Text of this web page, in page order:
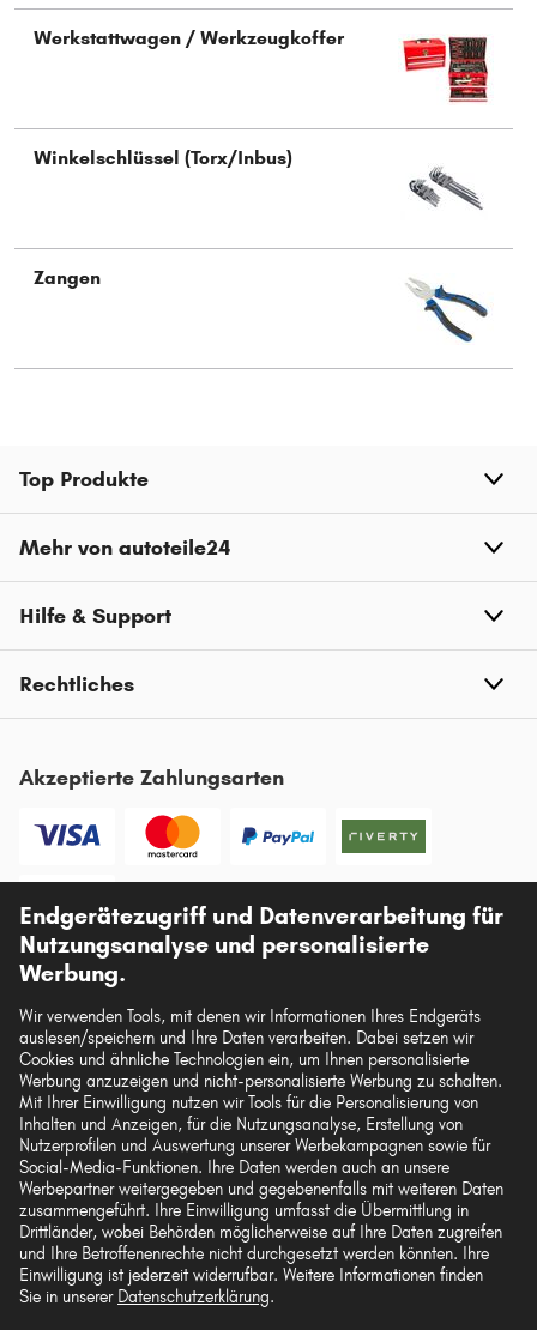
Werkstattwagen / Werkzeugkoffer
Winkelschlüssel (Torx/Inbus)
Zangen
Top Produkte
Mehr von autoteile24
Hilfe & Support
Rechtliches
Akzeptierte Zahlungsarten
Vorkasse
Unsere Versandpartner
Die hier dargestellten Daten, insbesondere die gesamte Datenbank, dürfen nicht
vervielfältigt werden. Die Vervielfältigung und Verbreitung der Daten und der
Datenbank ohne vorherige Einwilligung von TecAlliance und/oder die
Einbeziehung Dritter in solche Aktivitäten ist streng verboten. Jegliche
unautorisierte Nutzung von Inhalten stellt eine Verletzung des Urheberrechts dar
und kann rechtliche Schritte nach sich ziehen.
Vertrag widerrufen
Endgerätezugriff und Datenverarbeitung für
Nutzungsanalyse und personalisierte
Werbung.
Wir verwenden Tools, mit denen wir Informationen Ihres Endgeräts
auslesen/speichern und Ihre Daten verarbeiten. Dabei setzen wir
Cookies und ähnliche Technologien ein, um Ihnen personalisierte
Werbung anzuzeigen und nicht-personalisierte Werbung zu schalten.
Mit Ihrer Einwilligung nutzen wir Tools für die Personalisierung von
Inhalten und Anzeigen, für die Nutzungsanalyse, Erstellung von
Nutzerprofilen und Auswertung unserer Werbekampagnen sowie für
Social-Media-Funktionen. Ihre Daten werden auch an unsere
Werbepartner weitergegeben und gegebenenfalls mit weiteren Daten
zusammengeführt. Ihre Einwilligung umfasst die Übermittlung in
Drittländer, wobei Behörden möglicherweise auf Ihre Daten zugreifen
und Ihre Betroffenenrechte nicht durchgesetzt werden könnten. Ihre
Einwilligung ist jederzeit widerrufbar. Weitere Informationen finden
Sie in unserer Datenschutzerklärung.